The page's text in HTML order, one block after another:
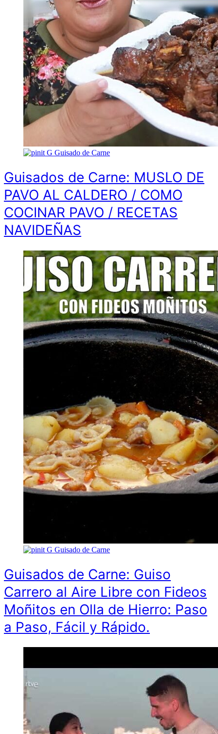
G Guisado de Carne
Guisados de Carne: MUSLO DE
PAVO AL CALDERO / COMO
COCINAR PAVO / RECETAS
NAVIDEÑAS
G Guisado de Carne
Guisados de Carne: Guiso
Carrero al Aire Libre con Fideos
Moñitos en Olla de Hierro: Paso
a Paso, Fácil y Rápido.